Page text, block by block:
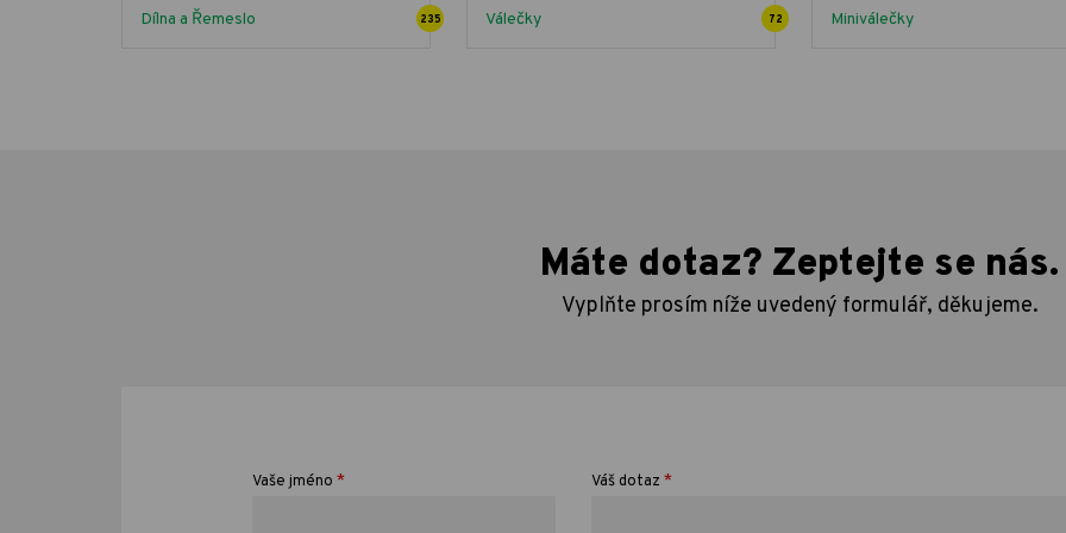
Dílna a Řemeslo 235 Válečky 72 Miniválečky
Máte dotaz? Zeptejte se nás.
Vyplňte prosím níže uvedený formulář, děkujeme.
Vaše jméno * Váš dotaz *